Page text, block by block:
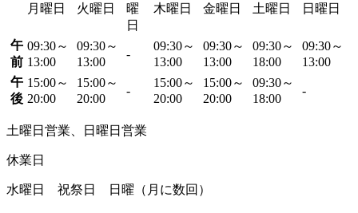
月曜日 火曜日
曜
日
木曜日 金曜日 土曜日 日曜日
午
前
09:30～
13:00
09:30～
13:00
-
09:30～
13:00
09:30～
13:00
09:30～
18:00
09:30～
13:00
午
後
15:00～
20:00
15:00～
20:00
-
15:00～
20:00
15:00～
20:00
09:30～
18:00
-
土曜日営業、日曜日営業
休業日
水曜日 祝祭日 日曜（月に数回）